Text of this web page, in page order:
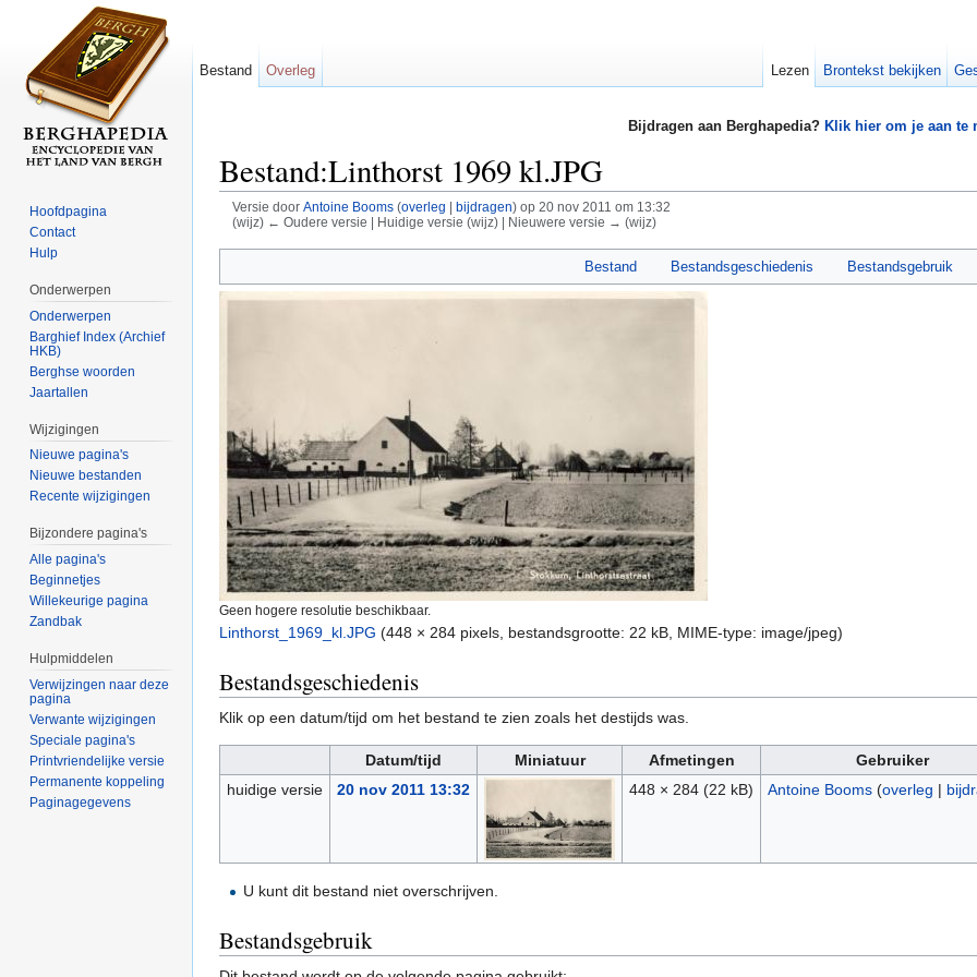
Bijdragen aan Berghapedia? Klik hier om je aan te
Bestand:Linthorst 1969 kl.JPG
Versie door Antoine Booms (overleg bijdragen)op 20 nov 2011 om 13:32
(wijz) ← Oudere versie | Huidige versie (wijz) | Nieuwere versie → (wijz)
Bestand Bestandsgeschiedenis Bestandsgebruik
Geen hogere resolutie beschikbaar.
Linthorst_1969_kl.JPG (448 × 284 pixels, bestandsgrootte: 22 kB, MIME-type: image/jpeg)
Bestandsgeschiedenis
Klik op een datum/tijd om het bestand te zien zoals het destijds was.
Datum/tijd Miniatuur Afmetingen Gebruiker
huidige versie
20 nov 2011 13:32 448 × 284 (22 kB) Antoine Booms (overleg |
U kunt dit bestand niet overschrijven.
Bestandsgebruik
Bestand Overleg Lezen Brontekst bekijken
Hoofdpagina
Contact
Hulp
Onderwerpen
Onderwerpen
Barghief Index (Archief
HKB)
Berghse woorden
Jaartallen
Wijzigingen
Nieuwe pagina's
Nieuwe bestanden
Recente wijzigingen
Bijzondere pagina's
Alle pagina's
Beginnetjes
Willekeurige pagina
Zandbak
Hulpmiddelen
Verwijzingen naar deze
pagina
Verwante wijzigingen
Speciale pagina's
Printvriendelijke versie
Permanente koppeling
Paginagegevens